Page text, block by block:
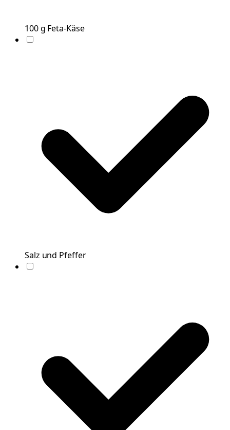
100g Feta-Käse
Salz und Pfeffer